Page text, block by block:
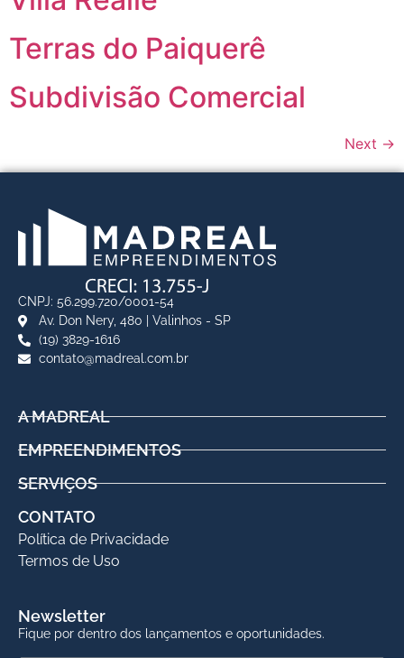
Terras do Paiquerê
Subdivisão Comercial
Next →
CNPJ: 56.299.720/0001-54
Av. Don Nery, 480 | Valinhos - SP
(19) 3829-1616
contato@madreal.com.br
A MADREAL
EMPREENDIMENTOS
SERVIÇOS
CONTATO
Política de Privacidade
Termos de Uso
Newsletter
Fique por dentro dos lançamentos e oportunidades.